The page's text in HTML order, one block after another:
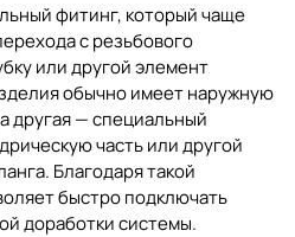
фитинг, который чаще
с резьбового
или другой элемент
обычно имеет наружную
другая — специальный
часть или другой
Благодаря такой
быстро подключать
доработки системы.